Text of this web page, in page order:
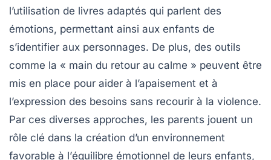
l’utilisation de livres adaptés qui parlent des
émotions, permettant ainsi aux enfants de
s’identifier aux personnages. De plus, des outils
comme la « main du retour au calme » peuvent être
mis en place pour aider à l’apaisement et à
l’expression des besoins sans recourir à la violence.
Par ces diverses approches, les parents jouent un
rôle clé dans la création d’un environnement
favorable à l’équilibre émotionnel de leurs enfants,